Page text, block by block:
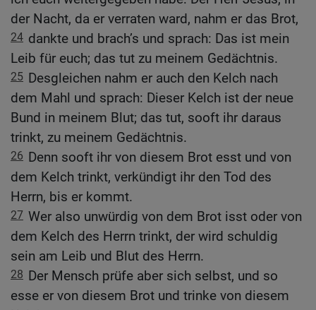
der Nacht, da er verraten ward, nahm er das Brot,
24 dankte und brach’s und sprach: Das ist mein
Leib für euch; das tut zu meinem Gedächtnis.
25 Desgleichen nahm er auch den Kelch nach
dem Mahl und sprach: Dieser Kelch ist der neue
Bund in meinem Blut; das tut, sooft ihr daraus
trinkt, zu meinem Gedächtnis.
26 Denn sooft ihr von diesem Brot esst und von
dem Kelch trinkt, verkündigt ihr den Tod des
Herrn, bis er kommt.
27 Wer also unwürdig von dem Brot isst oder von
dem Kelch des Herrn trinkt, der wird schuldig
sein am Leib und Blut des Herrn.
28 Der Mensch prüfe aber sich selbst, und so
esse er von diesem Brot und trinke von diesem